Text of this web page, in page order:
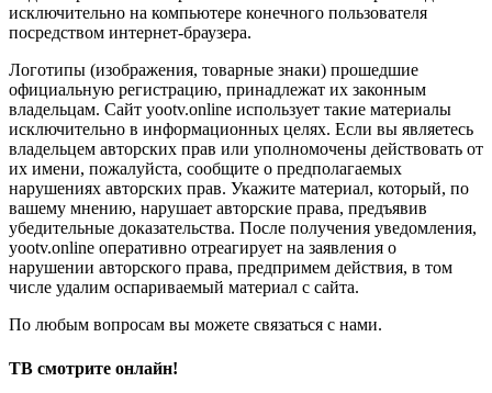
исключительно на компьютере конечного пользователя
посредством интернет-браузера.
Логотипы (изображения, товарные знаки) прошедшие
официальную регистрацию, принадлежат их законным
владельцам. Сайт yootv.online использует такие материалы
исключительно в информационных целях. Если вы являетесь
владельцем авторских прав или уполномочены действовать от
их имени, пожалуйста, сообщите о предполагаемых
нарушениях авторских прав. Укажите материал, который, по
вашему мнению, нарушает авторские права, предъявив
убедительные доказательства. После получения уведомления,
yootv.online оперативно отреагирует на заявления о
нарушении авторского права, предпримем действия, в том
числе удалим оспариваемый материал с сайта.
По любым вопросам вы можете связаться с нами.
ТВ смотрите онлайн!